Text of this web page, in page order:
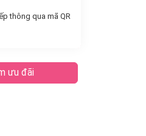
thông qua mã QR
ưu đãi